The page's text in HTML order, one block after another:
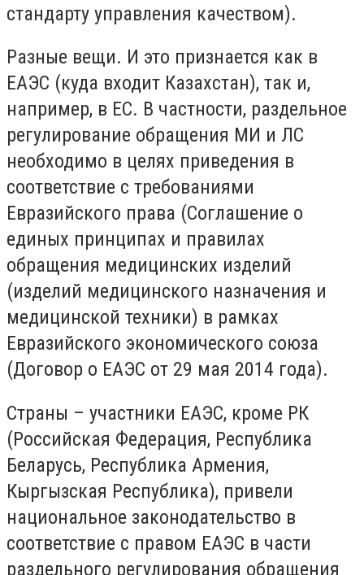
стандарту управления качеством).
Разные вещи. И это признается как в
ЕАЭС (куда входит Казахстан), так и,
например, в ЕС. В частности, раздельное
регулирование обращения МИ и ЛС
необходимо в целях приведения в
соответствие с требованиями
Евразийского права (Соглашение о
единых принципах и правилах
обращения медицинских изделий
(изделий медицинского назначения и
медицинской техники) в рамках
Евразийского экономического союза
(Договор о ЕАЭС от 29 мая 2014 года).
Страны – участники ЕАЭС, кроме РК
(Российская Федерация, Республика
Беларусь, Республика Армения,
Кыргызская Республика), привели
национальное законодательство в
соответствие с правом ЕАЭС в части
раздельного регулирования обращения